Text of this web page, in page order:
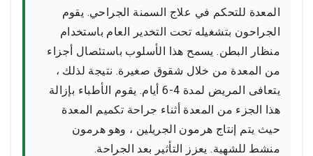
المعدة للتحكم في علاج السمنة الجراحي. يقوم
الجراحون بتشغيله تحت التخدير العام باستخدام
منظار البطن. يسمح هذا الأسلوب باستئصال أجزاء
من المعدة من خلال شقوق صغيرة. نتيجة لذلك ،
يتعافى المريض لمدة 4-6 أيام. يقوم الأطباء بإزالة
هذا الجزء من المعدة أثناء جراحة تكميم المعدة
حيث يتم إنتاج هرمون الجريلين ، وهو هرمون
منشط للشهية. يعزز التأثير بعد الجراحة.